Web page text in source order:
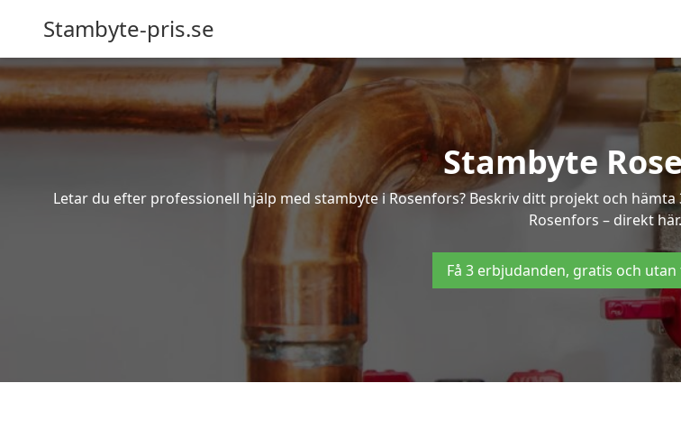
Stambyte-pris.se
Stambyte
Letar du efter professionell hjälp med stambyte i Rosenfors? Beskriv ditt projekt och
Rosenfors – direkt här.
Få 3 erbjudanden, gratis och